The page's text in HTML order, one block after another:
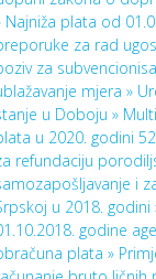
Najniža plata od
za rad
za
mjera »
u Doboju »
u 2020. godini
refundaciju
i
u 2018. godini
godine
plata »